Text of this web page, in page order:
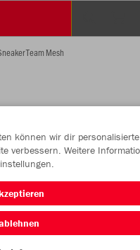
Team Mesh
können wir dir personalisierte
verbessern. Weitere